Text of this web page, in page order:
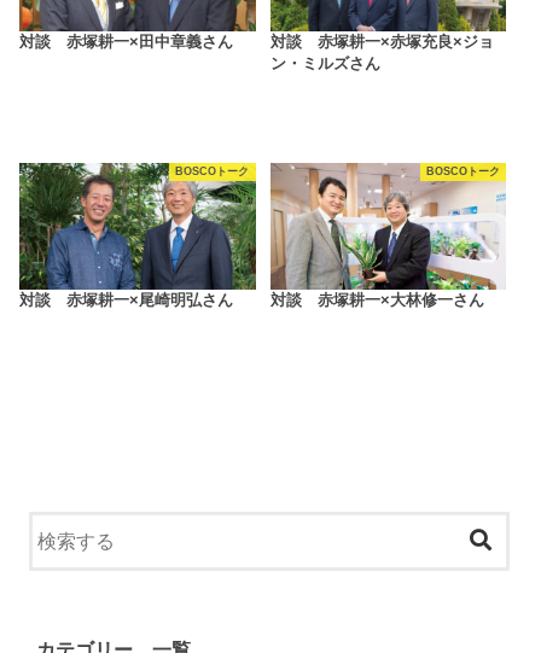
対談 赤塚耕一×田中章義さん
対談 赤塚耕一×赤塚充良×ジョ
ン・ミルズさん
BOSCOトーク
対談 赤塚耕一×尾崎明弘さん
BOSCOトーク
対談 赤塚耕一×大林修一さん
カテゴリー 一覧